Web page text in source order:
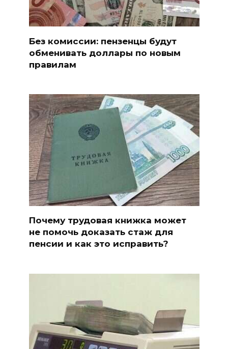
Без комиссии: пензенцы будут
обменивать доллары по новым
правилам
Почему трудовая книжка может
не помочь доказать стаж для
пенсии и как это исправить?